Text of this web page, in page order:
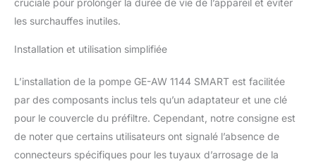
haute qualité et d’un
Protection – Bouchon de
contre le gel, fonction
anti-marche à vide,
protection thermique,
clapet antiretour et
préfiltre protégeant la
pompe des dommages
les surchauffes inutiles.
Installation et utilisation simplifiée
L’installation de la pompe GE-AW 1144 SMART est facilitée
par des composants inclus tels qu’un adaptateur et une clé
pour le couvercle du préfiltre. Cependant, notre consigne est
de noter que certains utilisateurs ont signalé l’absence de
connecteurs spécifiques pour les tuyaux d’arrosage de la